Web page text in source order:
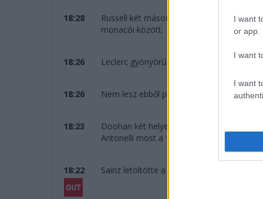
I want
or app.
I want
I want
18:28
Russell két másodperc fölé hízlalta
monacói között.
18:26 Leclerc gyönyörűen védekezik Norrisszal
18:26 Nem lesz ebből pontszerzés, Doohan
18:23
Doohan két helyet visszaesett, ezzel
Antonelli most a 11. helyen áll az egyre
18:22 Sainz letöltötte a tízesét, majd kiáll a